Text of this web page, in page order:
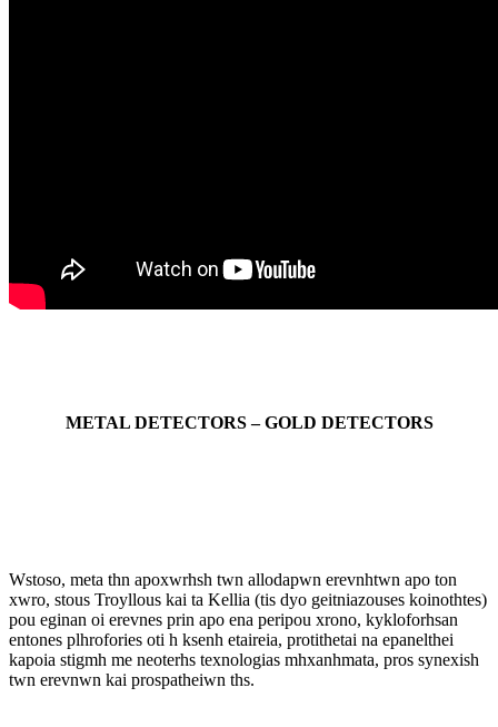
METAL DETECTORS – GOLD DETECTORS
Wstoso, meta thn apoxwrhsh twn allodapwn erevnhtwn apo ton
xwro, stous Troyllous kai ta Kellia (tis dyo geitniazouses koinothtes)
pou eginan oi erevnes prin apo ena peripou xrono, kykloforhsan
entones plhrofories oti h ksenh etaireia, protithetai na epanelthei
kapoia stigmh me neoterhs texnologias mhxanhmata, pros synexish
twn erevnwn kai prospatheiwn ths.